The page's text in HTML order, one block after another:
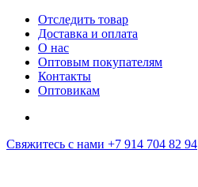
Отследить товар
Доставка и оплата
О нас
Оптовым покупателям
Контакты
Оптовикам
Свяжитесь с нами +7 914 704 82 94